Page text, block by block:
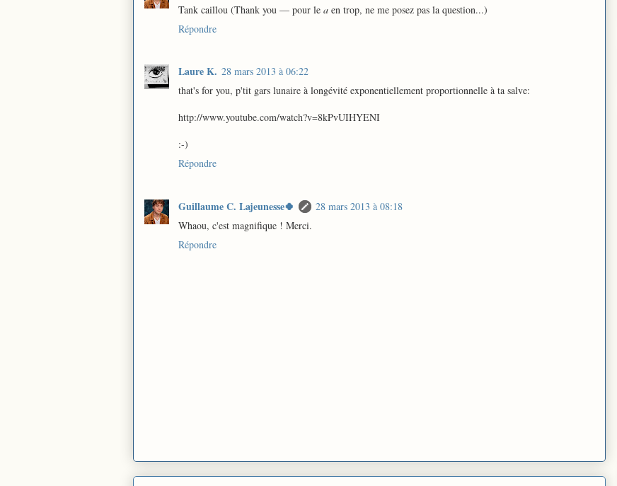
Tank caillou (Thank you — pour le a en trop, ne me posez pas la question...)
Répondre
Laure K. 28 mars 2013 à 06:22
that's for you, p'tit gars lunaire à longévité exponentiellement proportionnelle à ta salve:
http://www.youtube.com/watch?v=8kPvUIHYENI
:-)
Répondre
Guillaume C. Lajeunesse🍀
28 mars 2013 à 08:18
Whaou, c'est magnifique ! Merci.
Répondre